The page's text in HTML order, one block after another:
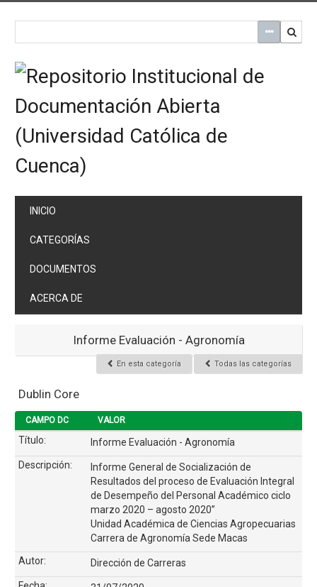
INICIO
CATEGORÍAS
DOCUMENTOS
ACERCA DE
Informe Evaluación - Agronomía
En esta categoría Todas las categorías
Dublin Core
CAMPO DC VALOR
Título:
Informe Evaluación - Agronomía
Descripción:
Informe General de Socialización de
Resultados del proceso de Evaluación Integral
de Desempeño del Personal Académico ciclo
marzo 2020 – agosto 2020”
Unidad Académica de Ciencias Agropecuarias
Carrera de Agronomía Sede Macas
Autor:
Dirección de Carreras